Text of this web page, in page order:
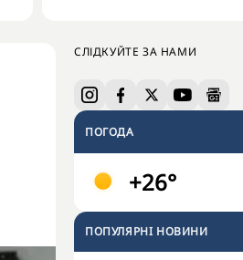
СЛІДКУЙТЕ ЗА НАМИ
ПОГОДА
+26°
ПОПУЛЯРНI НОВИНИ